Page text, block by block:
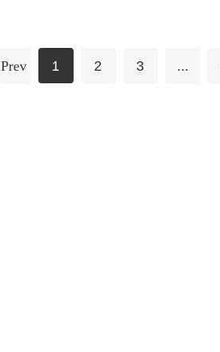
Prev 1 2 3 ...